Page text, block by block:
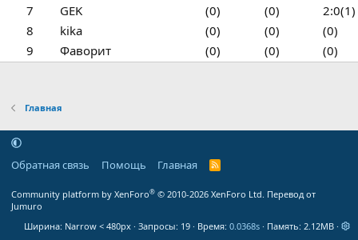
7
GEK (0) (0)
2:0(1)
8
kika (0) (0)
(0)
9
Фаворит (0) (0) (0)
Главная
Обратная связь Помощь Главная
R
Community platform by XenForo® © 2010-2026 XenForo Ltd. Перевод от
Jumuro
Ширина
Запросы 19 Время 0.0368s Память 2.12MB